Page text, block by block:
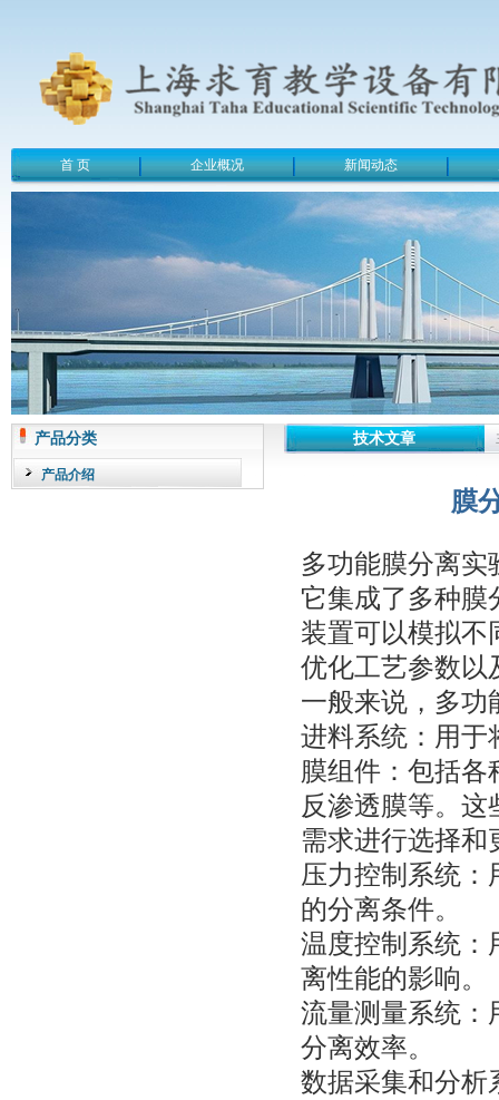
首 页 企业概况 新闻动态
产品分类
产品介绍
技术文章
膜
多功能膜分离
它集成了多种膜
装置可以模拟不
优化工艺参数以
一般来说，多功
进料系统：用于
膜组件：包括
反渗透膜等。
需求进行选择和
压力控制系统
的分离条件。
温度控制系统：
离性能的影响。
流量测量系统：
分离效率。
数据采集和分析